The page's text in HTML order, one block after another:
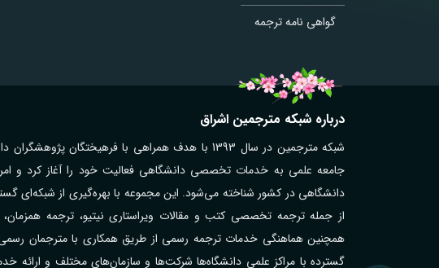
گواهی نامه ترجمه
درباره شبکه مترجمین اشراق
شبکه مترجمین در سال 1393 با هدف همراهی با
جامعه علمی به خدمات تخصصی دانشگاهی فعالیت خود را آغاز کرد و
دانشگاهی در کشور شناخته می‌شود. این مجموعه با بهره‌گیری از شبکه‌ای
از جمله ترجمه تخصصی کتب و مقالات ویراستاری نیتیو، ترجمه همزمان،
همچنین هماهنگی خدمات ترجمه رسمی از طریق همکاری با مترجمان رسمی